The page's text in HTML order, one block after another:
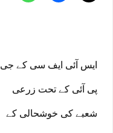
ایس آئی ایف سی کے جی
پی آئی کے تحت زرعی
شعبے کی خوشحالی کے